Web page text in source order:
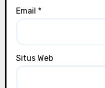
Email *
Situs Web